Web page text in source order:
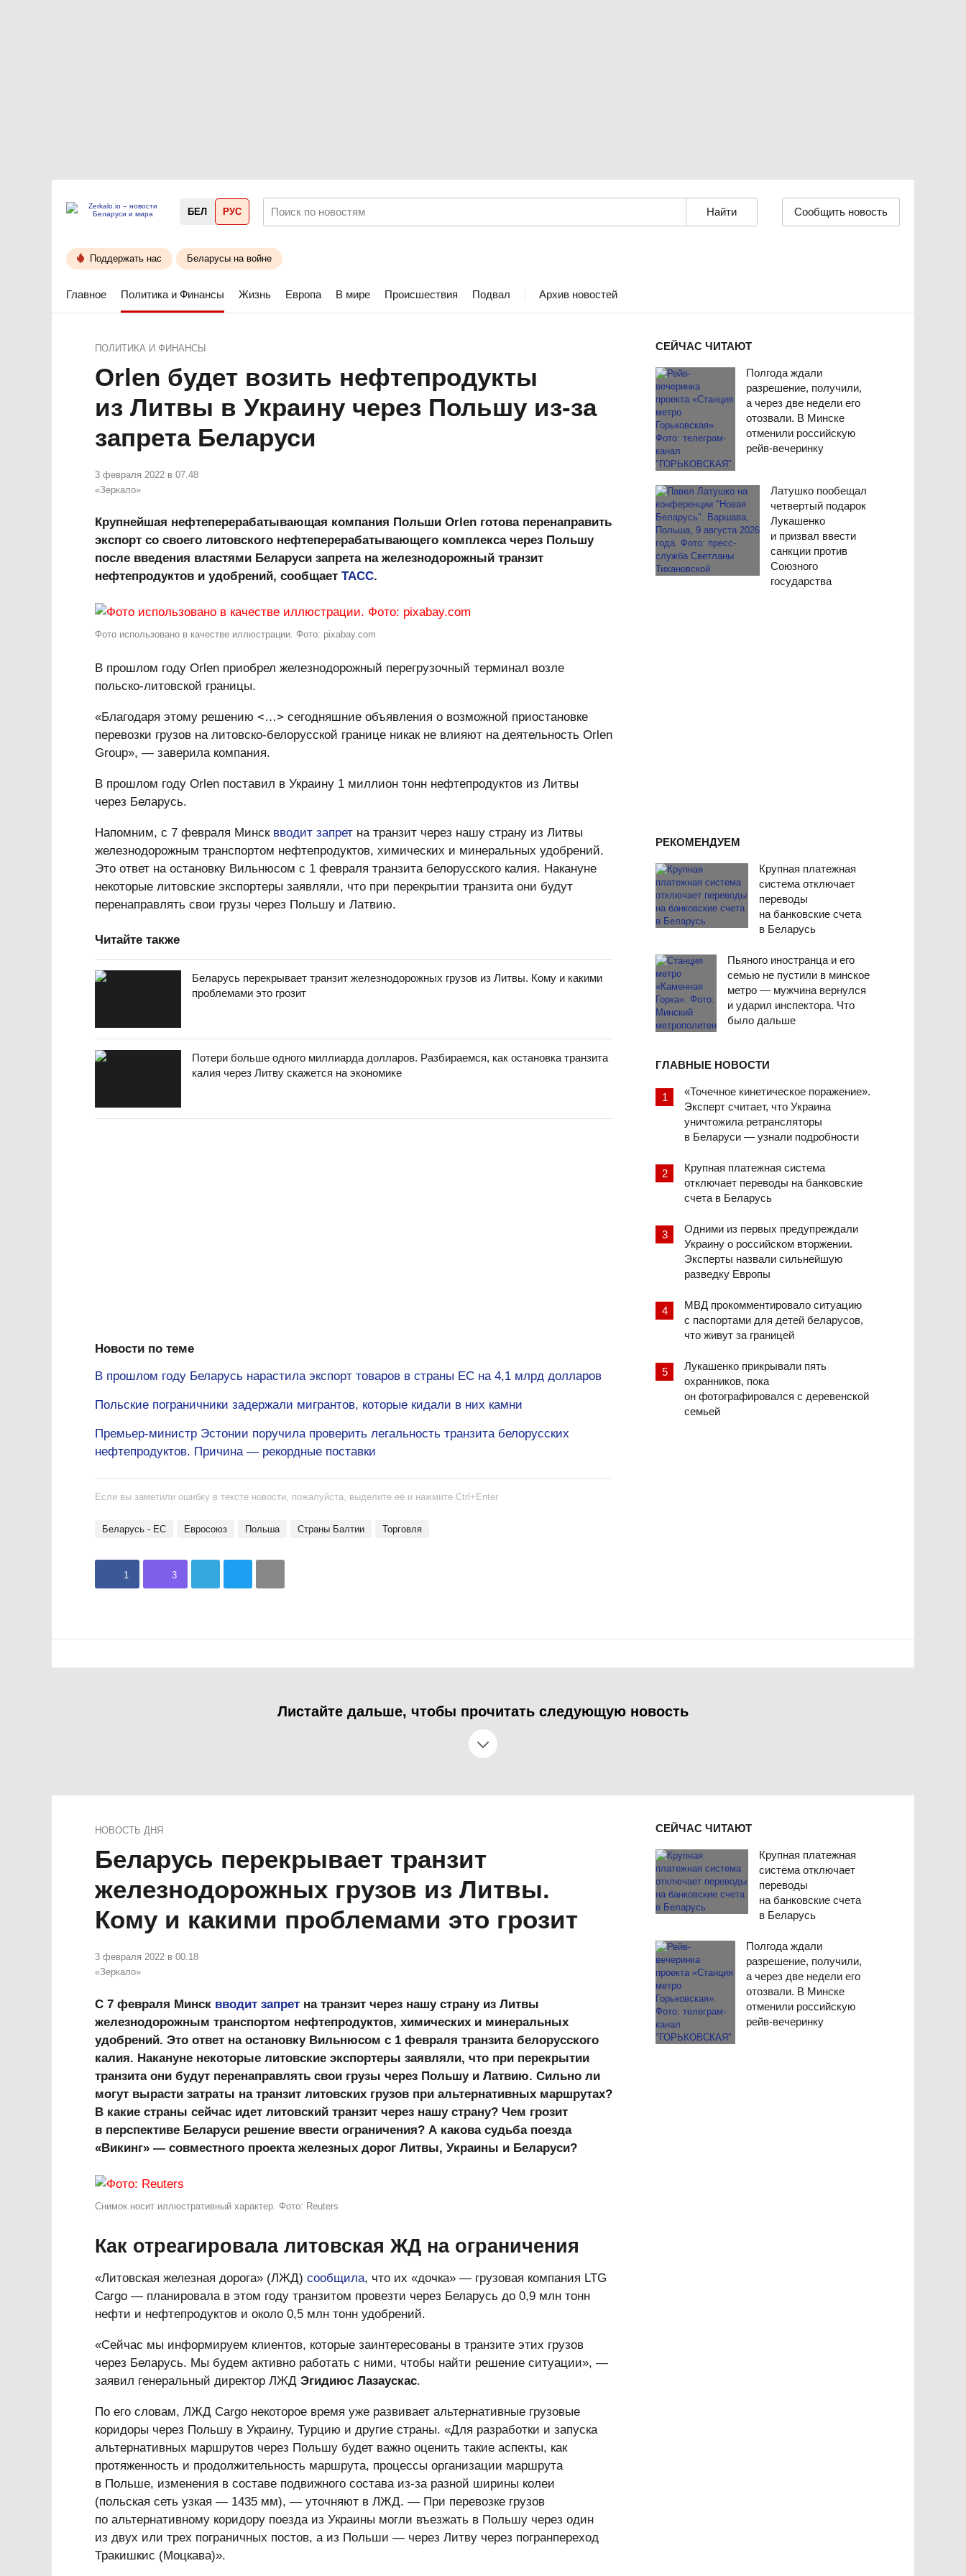
БЕЛ РУС Сообщить новость
Поддержать нас Беларусы на войне
Главное Политика и Финансы Жизнь Европа В мире Происшествия Подвал Архив новостей
СЕЙЧАС ЧИТАЮТ
Полгода ждали
разрешение, получили,
а через две недели его
отозвали. В Минске
отменили российскую
рейв-вечеринку
Латушко пообещал
четвертый подарок
Лукашенко
и призвал ввести
санкции против
Союзного
государства
РЕКОМЕНДУЕМ
Крупная платежная
система отключает
переводы
на банковские счета
в Беларусь
Пьяного иностранца и его
семью не пустили в минское
метро — мужчина вернулся
и ударил инспектора. Что
было дальше
ГЛАВНЫЕ НОВОСТИ
«Точечное кинетическое поражение».
Эксперт считает, что Украина
уничтожила ретрансляторы
в Беларуси — узнали подробности
Крупная платежная система
отключает переводы на банковские
счета в Беларусь
Одними из первых предупреждали
Украину о российском вторжении.
Эксперты назвали сильнейшую
разведку Европы
МВД прокомментировало ситуацию
с паспортами для детей беларусов,
что живут за границей
Лукашенко прикрывали пять
охранников, пока
он фотографировался с деревенской
семьей
ПОЛИТИКА И ФИНАНСЫ
Orlen будет возить нефтепродукты
из Литвы в Украину через Польшу из-за
запрета Беларуси
3 февраля 2022 в 07.48
«Зеркало»
Крупнейшая нефтеперерабатывающая компания Польши Orlen готова перенаправить
экспорт со своего литовского нефтеперерабатывающего комплекса через Польшу
после введения властями Беларуси запрета на железнодорожный транзит
нефтепродуктов и удобрений, сообщает ТАСС.
Фото использовано в качестве иллюстрации. Фото: pixabay.com
В прошлом году Orlen приобрел железнодорожный перегрузочный терминал возле
польско-литовской границы.
«Благодаря этому решению <…> сегодняшние объявления о возможной приостановке
перевозки грузов на литовско-белорусской границе никак не влияют на деятельность Orlen
Group», — заверила компания.
В прошлом году Orlen поставил в Украину 1 миллион тонн нефтепродуктов из Литвы
через Беларусь.
Напомним, с 7 февраля Минск вводит запрет на транзит через нашу страну из Литвы
железнодорожным транспортом нефтепродуктов, химических и минеральных удобрений.
Это ответ на остановку Вильнюсом с 1 февраля транзита белорусского калия. Накануне
некоторые литовские экспортеры заявляли, что при перекрытии транзита они будут
перенаправлять свои грузы через Польшу и Латвию.
Читайте также
Беларусь перекрывает транзит железнодорожных грузов из Литвы. Кому и какими
проблемами это грозит
Потери больше одного миллиарда долларов. Разбираемся, как остановка транзита
калия через Литву скажется на экономике
Новости по теме
В прошлом году Беларусь нарастила экспорт товаров в страны ЕС на 4,1 млрд долларов
Польские пограничники задержали мигрантов, которые кидали в них камни
Премьер-министр Эстонии поручила проверить легальность транзита белорусских
нефтепродуктов. Причина — рекордные поставки
Если вы заметили ошибку в тексте новости, пожалуйста, выделите её и нажмите Ctrl+Enter
Беларусь - ЕС Евросоюз Польша Страны Балтии торговля
1 3
Листайте дальше, чтобы прочитать следующую новость